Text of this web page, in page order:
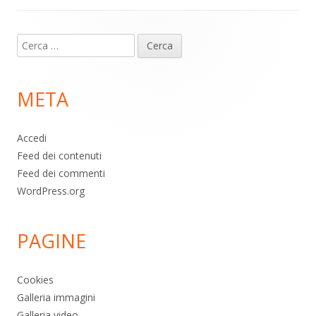
piè
pagina
Ricerca
per:
META
Accedi
Feed dei contenuti
Feed dei commenti
WordPress.org
PAGINE
Cookies
Galleria immagini